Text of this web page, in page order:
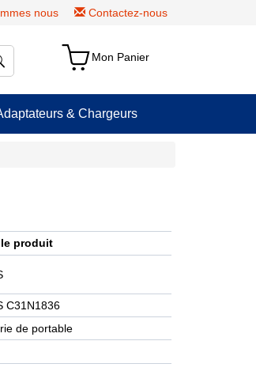
nous Contactez-nous
Mon Panier
& Chargeurs
produit
C31N1836
de portable